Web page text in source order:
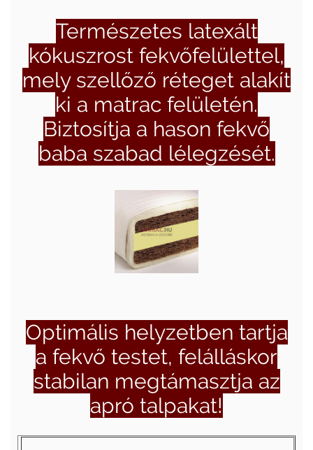
Természetes latexált
kókuszrost fekvőfelülettel,
mely szellőző réteget alakít
ki a matrac felületén.
Biztosítja a hason fekvő
baba szabad lélegzését.
Optimális helyzetben tartja
a fekvő testet, felálláskor
stabilan megtámasztja az
apró talpakat!